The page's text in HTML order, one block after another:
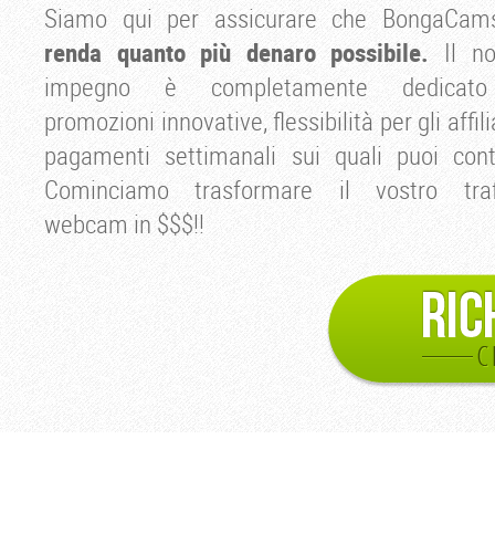
Siamo qui per assicurare che
renda quanto più denaro possibile. Il
impegno è completamente
promozioni innovative, flessibilità per gli
pagamenti settimanali sui quali puoi
Cominciamo trasformare il vostro
webcam in $$$!!